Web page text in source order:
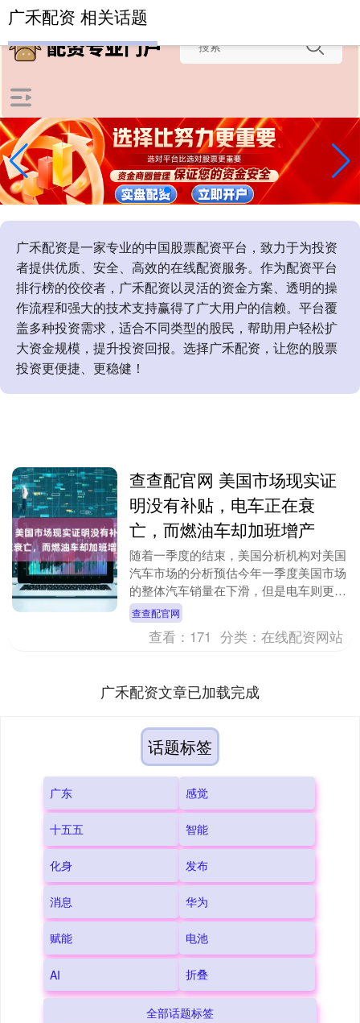
-->
广禾配资是一家专业的中国股票配资平台，致力于为投资
者提供优质、安全、高效的在线配资服务。作为配资平台
排行榜的佼佼者，广禾配资以灵活的资金方案、透明的操
作流程和强大的技术支持赢得了广大用户的信赖。平台覆
盖多种投资需求，适合不同类型的股民，帮助用户轻松扩
大资金规模，提升投资回报。选择广禾配资，让您的股票
投资更便捷、更稳健！
广禾配资 相关话题
查查配官网 美国市场现实证
明没有补贴，电车正在衰
亡，而燃油车却加班增产
随着一季度的结束，美国分析机构对美国
汽车市场的分析预估今年一季度美国市场
的整体汽车销量在下滑，但是电车则更为
严重--暴跌28%，在新车市场的占比更是
可能跌至5%....
查查配官网
查看： 171 分类：在线配资网站
广禾配资文章已加载完成
话题标签
广东 感觉
十五五 智能
化身 发布
消息 华为
赋能 电池
AI 折叠
全部话题标签